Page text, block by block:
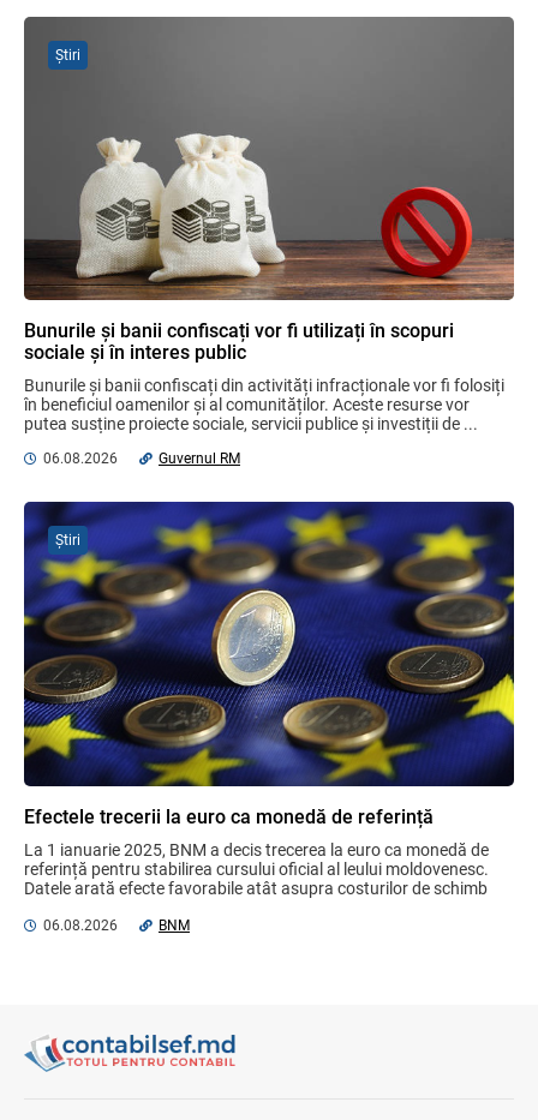
Бухгалтерские и Налоговые
Консультации № 07/2026, комментарии
на полях
06.08.2026 Ciobanu Veaceslav
Plafonul operațiunilor valutare de capital
06.08.2026
MIA Plăți Instant: Soluția inovativă pentru
publice
Mai puține taxe pe muncă. Mai multă
stimulare a investițiilor. Mai ferm pe vicii.
Mai corect pe excepții.
07.08.2026 Ministerul Finațelor
Efectele trecerii la euro ca monedă de
referință
06.08.2026 BNM
Bunurile și banii confiscați vor fi utilizați
în scopuri sociale și în interes public
Guvernul RM
07.08.2026
Bunurile și banii confiscați vor fi utilizați în scopuri
sociale și în interes public
Bunurile și banii confiscați din activități infracționale vor fi folosiți
în beneficiul oamenilor și al comunităților. Aceste resurse vor
putea susține proiecte sociale, servicii publice și investiții de ...
06.08.2026 Guvernul RM
Știri
Efectele trecerii la euro ca monedă de referință
La 1 ianuarie 2025, BNM a decis trecerea la euro ca monedă de
referință pentru stabilirea cursului oficial al leului moldovenesc.
Datele arată efecte favorabile atât asupra costurilor de schimb
06.08.2026 BNM
Știri